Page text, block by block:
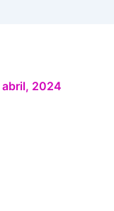
abril, 2024